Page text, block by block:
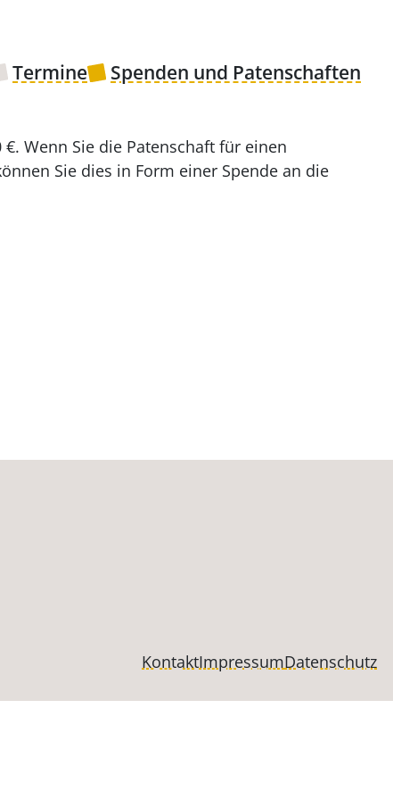
Termine Spenden und Patenschaften
Wenn Sie die Patenschaft für einen
Sie dies in Form einer Spende an die
KontaktImpressumDatenschutz